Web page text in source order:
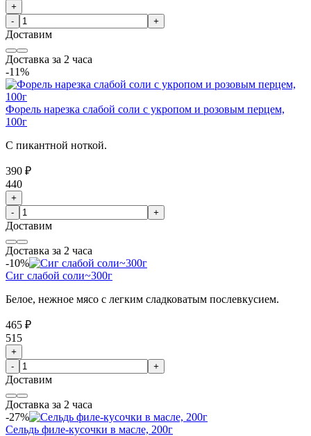
+
-
+
Доставим
Доставка за 2 часа
-11%
Форель нарезка слабой соли с укропом и розовым перцем,
100г
С пикантной ноткой.
390 ₽
440
+
-
+
Доставим
Доставка за 2 часа
-10%
Сиг слабой соли~300г
Белое, нежное мясо с легким сладковатым послевкусием.
465 ₽
515
+
-
+
Доставим
Доставка за 2 часа
-27%
Сельдь филе-кусочки в масле, 200г